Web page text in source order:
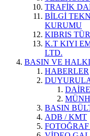
TRAFİK
BİLGİ
KURUMU
KIBRIS
K.T KIYI
LTD.
BASIN VE
HABERLER
BASIN
ADB / KMT